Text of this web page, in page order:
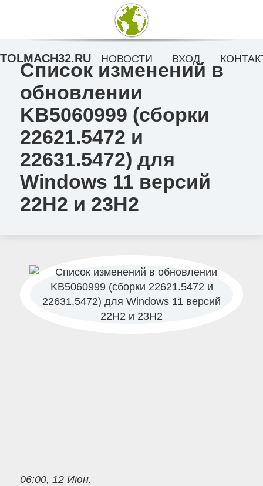
Список изменений в
обновлении
KB5060999 (сборки
22621.5472 и
22631.5472) для
Windows 11 версий
22H2 и 23H2
06:00, 12 Июн.
TOLMACH32.RU НОВОСТИ ВХОД